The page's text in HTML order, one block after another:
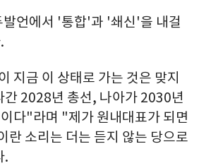
발언에서 '통합'과 '쇄신'을 내걸
지금 이 상태로 가는 것은 맞지
간 2028년 총선, 나아가 2030년
다"라며 "제가 원내대표가 되면
란 소리는 더는 듣지 않는 당으로
.